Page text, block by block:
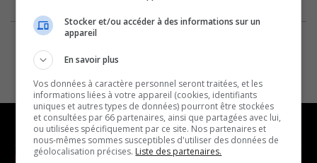
NOUVELLES MUSIQUE
Stocker et/ou accéder à des informations sur un
appareil
En savoir plus
Vos données à caractère personnel seront traitées, et les
informations liées à votre appareil (cookies, identifiants
uniques et autres types de données) pourront être stockées
et consultées par 66 partenaires, ainsi que partagées avec lui,
ou utilisées spécifiquement par ce site. Nos partenaires et
nous-mêmes sommes susceptibles d'utiliser des données de
géolocalisation précises. Liste des partenaires.